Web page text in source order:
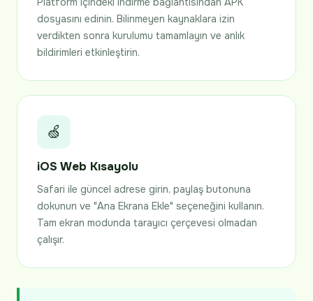
dosyasını edinin. Bilinmeyen kaynaklara izin
verdikten sonra kurulumu tamamlayın ve anlık
bildirimleri etkinleştirin.
🍏
iOS Web Kısayolu
Safari ile güncel adrese girin, paylaş butonuna
dokunun ve "Ana Ekrana Ekle" seçeneğini kullanın.
Tam ekran modunda tarayıcı çerçevesi olmadan
çalışır.